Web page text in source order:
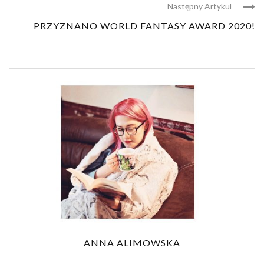
Następny Artykul
PRZYZNANO WORLD FANTASY AWARD 2020!
ANNA ALIMOWSKA